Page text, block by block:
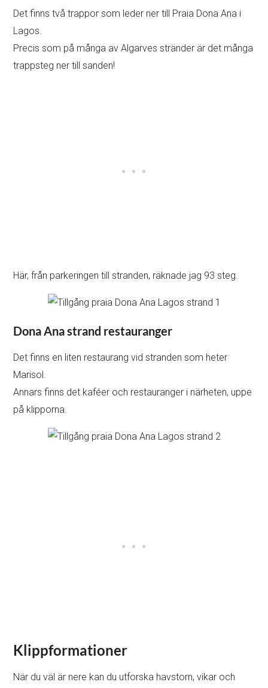
Det finns två trappor som leder ner till Praia Dona Ana i
Lagos.
Precis som på många av Algarves stränder är det många
trappsteg ner till sanden!
Här, från parkeringen till stranden, räknade jag 93 steg.
Dona Ana strand restauranger
Det finns en liten restaurang vid stranden som heter
Marisol.
Annars finns det kaféer och restauranger i närheten, uppe
på klipporna.
Klippformationer
När du väl är nere kan du utforska havstorn, vikar och